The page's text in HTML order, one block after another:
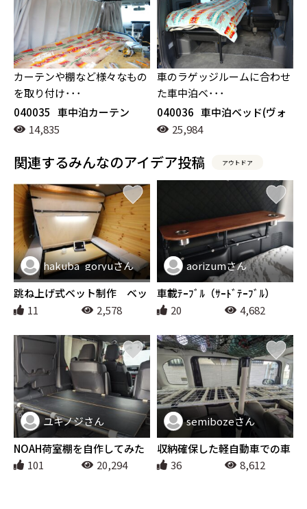
カーテンや棚など様々なもの
を取り付け･･･
040035 車中泊カーテン
14,835
車のラゲッジルームに合わせ
た車中泊ベ･･･
040036 車中泊ベッド(ヴォ
クシー)
25,984
関連するみんなのアイデア投稿 アウトドア
アウトドア
hakuba_goryuさん
跳ね上げ式ベット制作 ベッ
ト からの～～書斎スペー
ス からの～～マルチスペー
荷台も跳ね上げで積み下ろ
し楽々
11 2,578
アウトドア
aorizumさん
車載ﾃｰﾌﾞﾙ（ｻｰﾄﾞﾃｰﾌﾞﾙ）
20
4,682
アウトドア
ユキノジさん
NOAH荷室棚を自作してみた
101
20,294
アウトドア
semibozeさん
収納確保した軽自動車での車
中泊ベッド
36 8,612